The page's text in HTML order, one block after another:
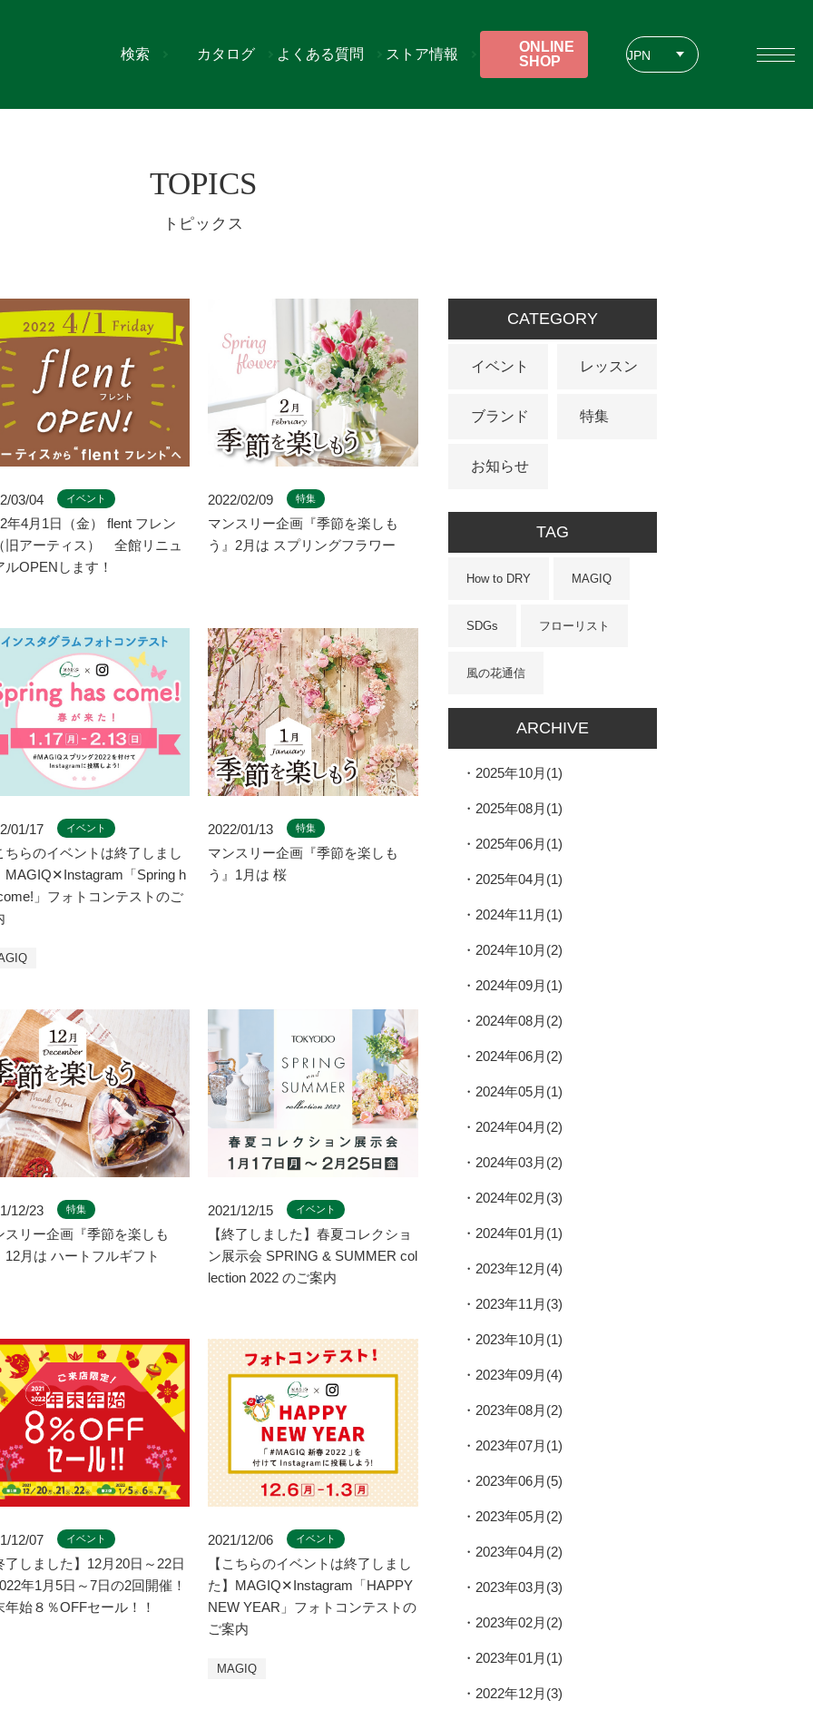
検索 JPN
カタログ よくある質問 ストア情報
ONLINE
SHOP
TOPICS
トピックス
03/04 イベント
年4月1日（金） flent フレン
旧アーティス） 全館リニュ
ルOPENします！
2022/02/09 特集
マンスリー企画『季節を楽しも
う』2月は スプリングフラワー
01/17 イベント
ちらのイベントは終了しまし
MAGIQ✕Instagram「Spring h
」フォトコンテストのご
2022/01/13 特集
マンスリー企画『季節を楽しも
う』1月は 桜
12/23 特集
スリー企画『季節を楽しも
12月は ハートフルギフト
2021/12/15 イベント
【終了しました】春夏コレクショ
ン展示会 SPRING & SUMMER col
lection 2022 のご案内
12/07 イベント
了しました】12月20日～22日
年1月5日～7日の2回開催！
年始８％OFFセール！！
2021/12/06 イベント
【こちらのイベントは終了しまし
た】MAGIQ✕Instagram「HAPPY
NEW YEAR」フォトコンテストの
ご案内
MAGIQ
CATEGORY
イベント レッスン
ブランド 特集
お知らせ
TAG
How to DRY MAGIQ
SDGs フローリスト
風の花通信
ARCHIVE
2025年10月(1)
2025年08月(1)
2025年06月(1)
2025年04月(1)
2024年11月(1)
2024年10月(2)
2024年09月(1)
2024年08月(2)
2024年06月(2)
2024年05月(1)
2024年04月(2)
2024年03月(2)
2024年02月(3)
2024年01月(1)
2023年12月(4)
2023年11月(3)
2023年10月(1)
2023年09月(4)
2023年08月(2)
2023年07月(1)
2023年06月(5)
2023年05月(2)
2023年04月(2)
2023年03月(3)
2023年02月(2)
2023年01月(1)
2022年12月(3)